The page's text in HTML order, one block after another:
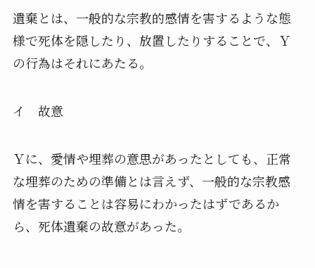
遺棄とは、 一般的な宗教的感情を害するような態
様で死体を隠したり、 放置したりすることで、Ｙ
の行為はそれにあたる。
イ 故意
Ｙに、愛情や埋葬の意思があったとしても、 正常
な埋葬のための準備とは言えず、 一般的な宗教感
情を害することは容易にわかったはずであるか
ら、 死体遺棄の故意があった。